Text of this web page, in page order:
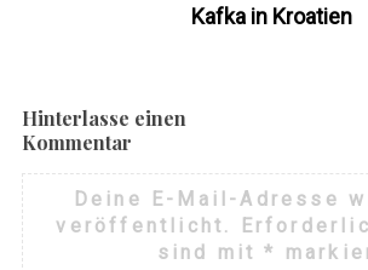
Kafka in Kroatien
Hinterlasse einen
Kommentar
Deine E-Mail-Adresse
veröffentlicht.
sind mit*